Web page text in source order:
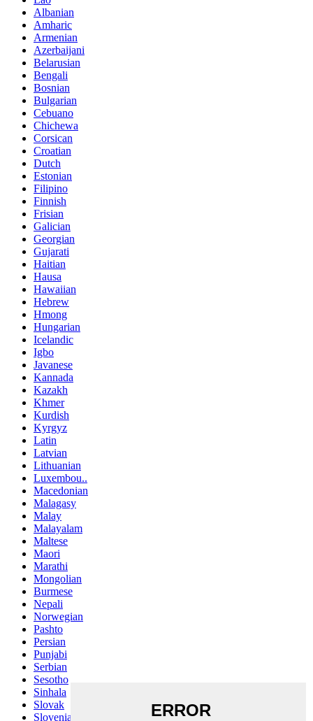
Albanian
Amharic
Armenian
Azerbaijani
Belarusian
Bengali
Bosnian
Bulgarian
Cebuano
Chichewa
Corsican
Croatian
Dutch
Estonian
Filipino
Finnish
Frisian
Galician
Georgian
Gujarati
Haitian
Hausa
Hawaiian
Hebrew
Hmong
Hungarian
Icelandic
Igbo
Javanese
Kannada
Kazakh
Khmer
Kurdish
Kyrgyz
Latin
Latvian
Lithuanian
Luxembou..
Macedonian
Malagasy
Malay
Malayalam
Maltese
Maori
Marathi
Mongolian
Burmese
Nepali
Norwegian
Pashto
Persian
Punjabi
Serbian
Sesotho
Sinhala
Slovak
Slovenian